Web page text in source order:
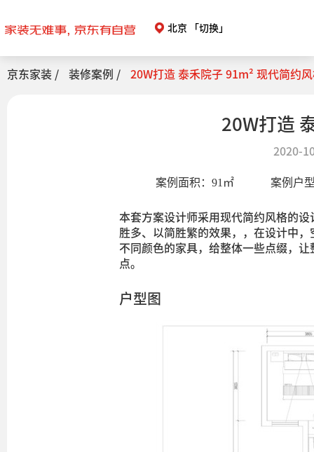
北京 「切换」
京东家装 / 装修案例 / 20W打造 泰禾院子 91m² 现代简约
20W打造
2020-
案例面积： 91 ㎡ 案例户
本套方案设计师采用现代简约风格的
胜多、以简胜繁的效果，，在设计中
不同颜色的家具，给整体一些点缀，
点。
户型图